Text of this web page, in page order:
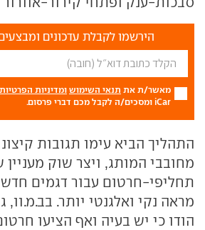
הירשמו לקבלת עדכונים
מאשר/ת את תנאי השימוש ומדיניות הפרטיות
iCar ומסכים/ה לקבל מכם דברי פרסום.
התהליך הביא עימו תגובות
מחובבי המותג, ויצר שוק מעניין
תחליפי-חרטום עבור דגמים
מראה נקי ואלגנטי יותר.
הודו כי יש בעיה ואף הציעו